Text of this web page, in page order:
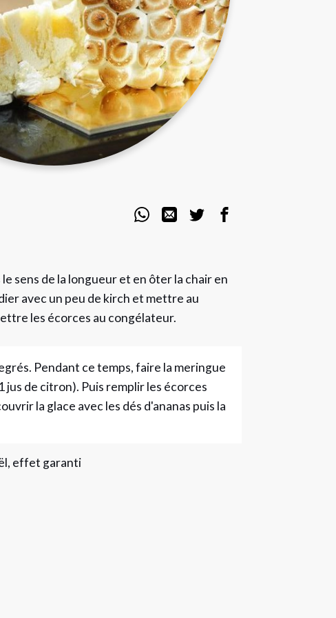
sens de la longueur et en ôter la chair en
avec un peu de kirch et mettre au
les écorces au congélateur.
Pendant ce temps, faire la meringue
jus de citron). Puis remplir les écorces
la glace avec les dés d'ananas puis la
effet garanti